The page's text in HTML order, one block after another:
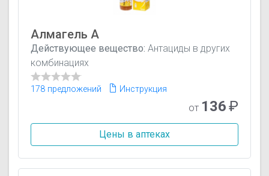
Алмагель А
Действующее вещество: Антациды в других
комбинациях
178 предложений Инструкция
от 136₽
Цены в аптеках